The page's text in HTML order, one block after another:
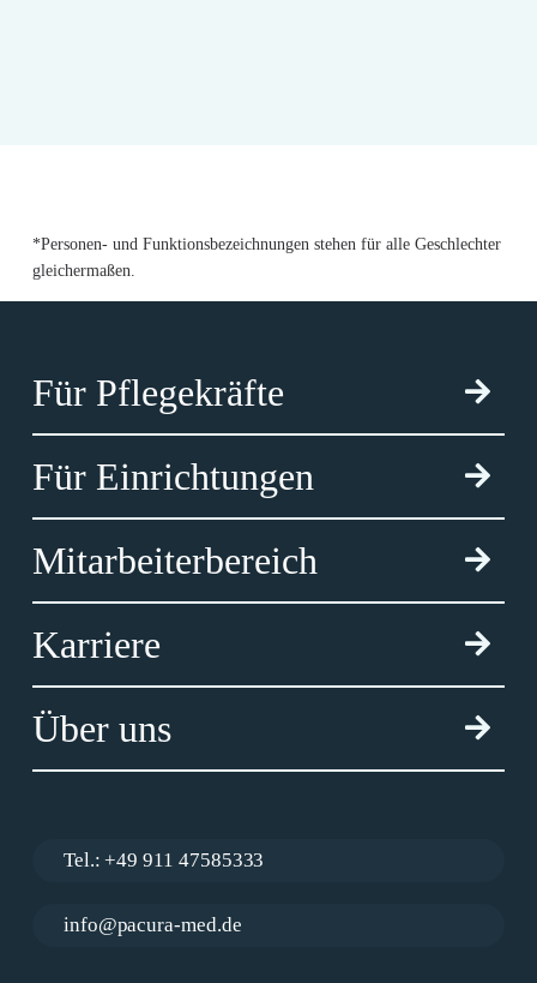
*Personen- und Funktionsbezeichnungen stehen für alle Geschlechter
gleichermaßen.
Für Pflegekräfte
Für Einrichtungen
Mitarbeiterbereich
Karriere
Über uns
Tel.: +49 911 47585333
info@pacura-med.de